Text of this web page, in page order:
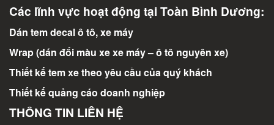
Các lĩnh vực hoạt động tại Toàn Bình Dương:
Dán tem decal ô tô, xe máy
Wrap (dán đổi màu xe xe máy – ô tô nguyên xe)
Thiết kế tem xe theo yêu cầu của quý khách
Thiết kế quảng cáo doanh nghiệp
THÔNG TIN LIÊN HỆ